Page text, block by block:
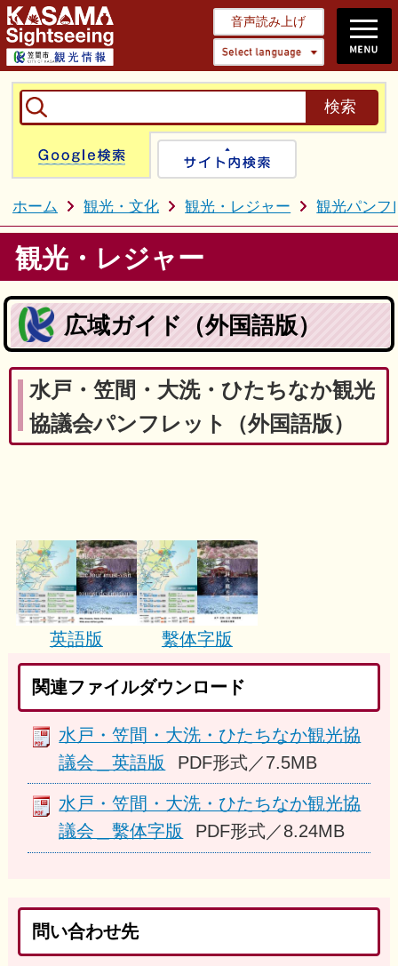
音声読み上げ
Select
Google検索
ホーム 観光・文化 観光・レジャー 観光パンフ
観光・レジャー
広域ガイド（外国語版）
水戸・笠間・大洗・ひたちなか観光
協議会パンフレット（外国語版）
英語版 繫体字版
関連ファイルダウンロード
水戸・笠間・大洗・ひたちなか観光協
議会＿英語版
PDF形式／7.5MB
水戸・笠間・大洗・ひたちなか観光協
議会＿繫体字版
PDF形式／8.24MB
問い合わせ先